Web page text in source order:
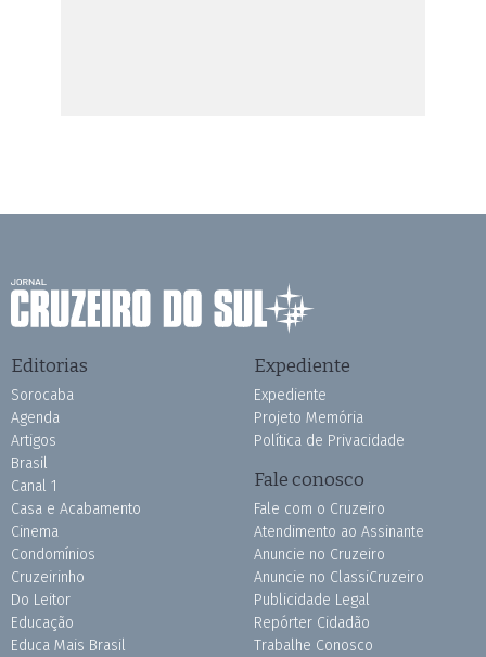
Editorias
Sorocaba
Agenda
Artigos
Brasil
Canal 1
Casa e Acabamento
Cinema
Condomínios
Cruzeirinho
Do Leitor
Educação
Educa Mais Brasil
Expediente
Expediente
Projeto Memória
Política de Privacidade
Fale conosco
Fale com o Cruzeiro
Atendimento ao Assinante
Anuncie no Cruzeiro
Anuncie no ClassiCruzeiro
Publicidade Legal
Repórter Cidadão
Trabalhe Conosco